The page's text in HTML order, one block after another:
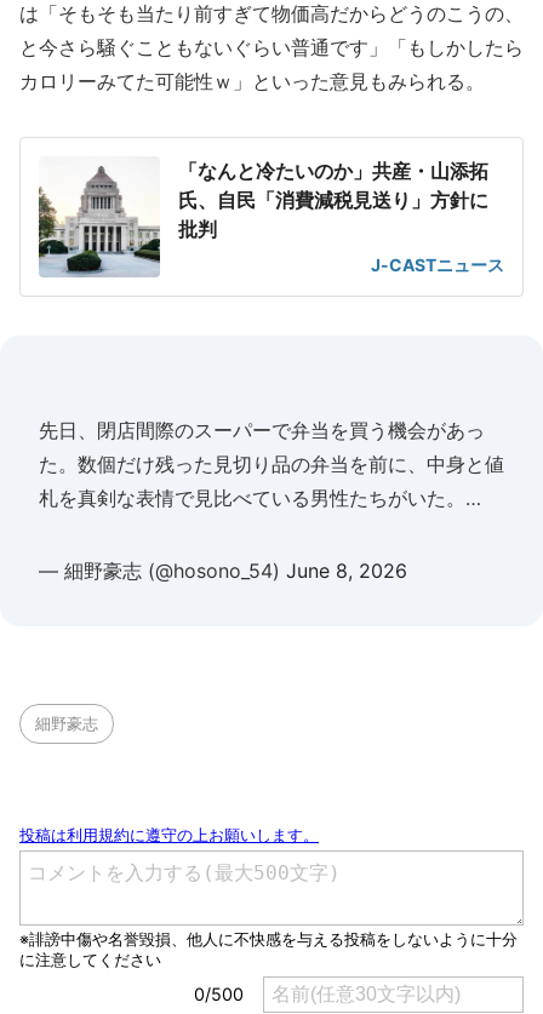
は「そもそも当たり前すぎて物価高だからどうのこうの、
と今さら騒ぐこともないぐらい普通です」「もしかしたら
カロリーみてた可能性ｗ」といった意見もみられる。
「なんと冷たいのか」共産・山添拓
氏、自民「消費減税見送り」方針に
批判
J-CASTニュース
先日、閉店間際のスーパーで弁当を買う機会があっ
た。数個だけ残った見切り品の弁当を前に、中身と値
札を真剣な表情で見比べている男性たちがいた。…
— 細野豪志 (@hosono_54) June 8, 2026
細野豪志